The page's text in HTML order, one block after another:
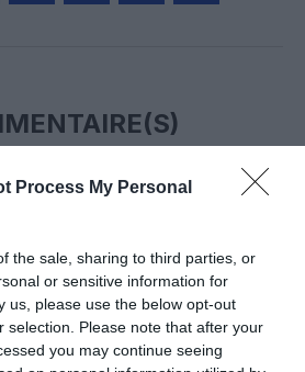
Process My Personal
the sale, sharing to third parties, or
or sensitive information for
us, please use the below opt-out
selection. Please note that after your
you may continue seeing
:
9 mai 2026 - 8 h 09 min
en 2025, une prime de 20 semaines
de 50 000 employés d’Emirates
24 semaines.
news/emirates-staff-bonus-